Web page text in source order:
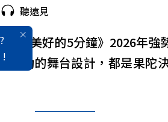
!
聽遠見
最美好的5分鐘》2026年強
流動的舞台設計，都是果陀